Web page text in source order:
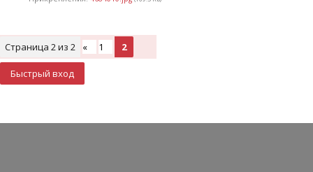
Страница 2из 2 « 1 2